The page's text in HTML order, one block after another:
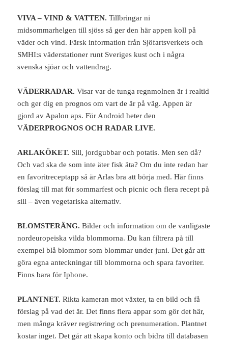
VIVA – VIND & VATTEN. Tillbringar ni
midsommarhelgen till sjöss så ger den här appen koll på
väder och vind. Färsk information från Sjöfartsverkets och
SMHI:s väderstationer runt Sveriges kust och i några
svenska sjöar och vattendrag.
VÄDERRADAR. Visar var de tunga regnmolnen är i realtid
och ger dig en prognos om vart de är på väg. Appen är
gjord av Apalon aps. För Android heter den
VÄDERPROGNOS OCH RADAR LIVE.
ARLAKÖKET. Sill, jordgubbar och potatis. Men sen då?
Och vad ska de som inte äter fisk äta? Om du inte redan har
en favoritreceptapp så är Arlas bra att börja med. Här finns
förslag till mat för sommarfest och picnic och flera recept på
sill – även vegetariska alternativ.
BLOMSTERÄNG. Bilder och information om de vanligaste
nordeuropeiska vilda blommorna. Du kan filtrera på till
exempel blå blommor som blommar under juni. Det går att
göra egna anteckningar till blommorna och spara favoriter.
Finns bara för Iphone.
PLANTNET. Rikta kameran mot växter, ta en bild och få
förslag på vad det är. Det finns flera appar som gör det här,
men många kräver registrering och prenumeration. Plantnet
kostar inget. Det går att skapa konto och bidra till databasen